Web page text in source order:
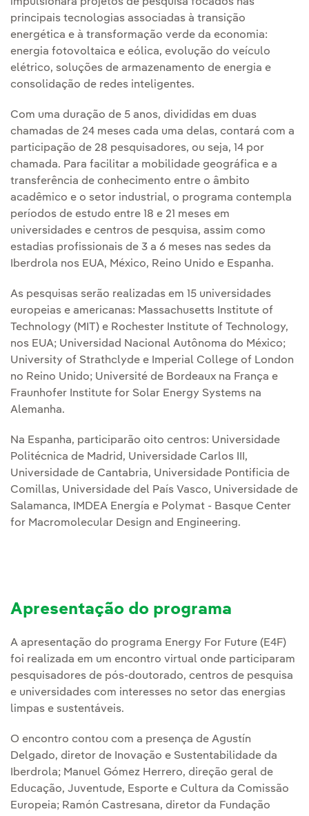
impulsionará projetos de pesquisa focados nas
principais tecnologias associadas à transição
energética e à transformação verde da economia:
energia fotovoltaica e eólica, evolução do veículo
elétrico, soluções de armazenamento de energia e
consolidação de redes inteligentes.
Com uma duração de 5 anos, divididas em duas
chamadas de 24 meses cada uma delas, contará com a
participação de 28 pesquisadores, ou seja, 14 por
chamada. Para facilitar a mobilidade geográfica e a
transferência de conhecimento entre o âmbito
acadêmico e o setor industrial, o programa contempla
períodos de estudo entre 18 e 21 meses em
universidades e centros de pesquisa, assim como
estadias profissionais de 3 a 6 meses nas sedes da
Iberdrola nos EUA, México, Reino Unido e Espanha.
As pesquisas serão realizadas em 15 universidades
europeias e americanas: Massachusetts Institute of
Technology (MIT) e Rochester Institute of Technology,
nos EUA; Universidad Nacional Autônoma do México;
University of Strathclyde e Imperial College of London
no Reino Unido; Université de Bordeaux na França e
Fraunhofer Institute for Solar Energy Systems na
Alemanha.
Na Espanha, participarão oito centros: Universidade
Politécnica de Madrid, Universidade Carlos III,
Universidade de Cantabria, Universidade Pontificia de
Comillas, Universidade del País Vasco, Universidade de
Salamanca, IMDEA Energía e Polymat - Basque Center
for Macromolecular Design and Engineering.
Apresentação do programa
A apresentação do programa Energy For Future (E4F)
foi realizada em um encontro virtual onde participaram
pesquisadores de pós-doutorado, centros de pesquisa
e universidades com interesses no setor das energias
limpas e sustentáveis.
O encontro contou com a presença de Agustín
Delgado, diretor de Inovação e Sustentabilidade da
Iberdrola; Manuel Gómez Herrero, direção geral de
Educação, Juventude, Esporte e Cultura da Comissão
Europeia; Ramón Castresana, diretor da Fundação